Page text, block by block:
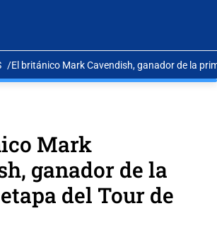
El británico Mark Cavendish, ganador de la
Mark
ganador de la
del Tour de